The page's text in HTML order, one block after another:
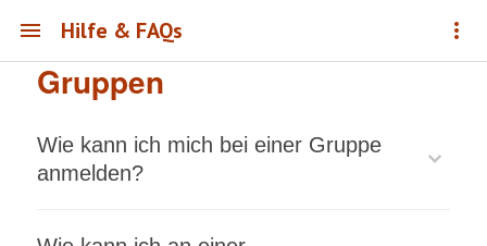
Hilfe & FAQs